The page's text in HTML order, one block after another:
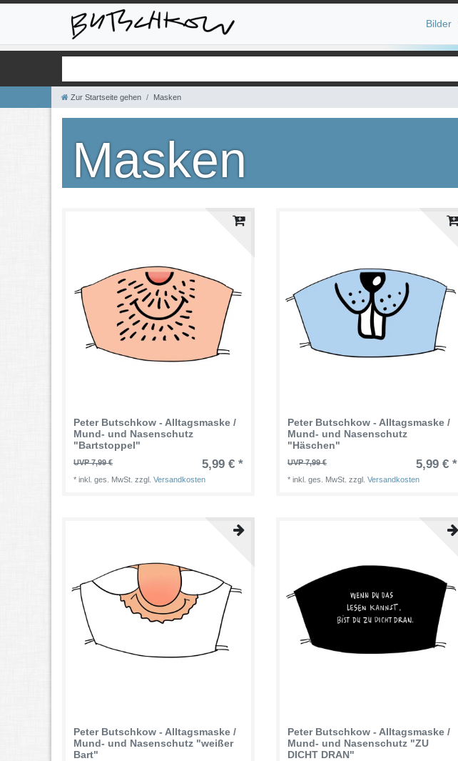
Bilder
Zur Startseite gehen Masken
Masken
Peter Butschkow - Alltagsmaske /
Mund- und Nasenschutz
"Bartstoppel"
UVP 7,99 € 5,99 € *
*inkl. ges. MwSt. zzgl.Versandkosten
Peter Butschkow - Alltagsmaske /
Mund- und Nasenschutz
"Häschen"
UVP 7,99 € 5,99 € *
*inkl. ges. MwSt. zzgl.Versandkosten
Peter Butschkow - Alltagsmaske /
Mund- und Nasenschutz "weißer
Bart"
Peter Butschkow - Alltagsmaske /
Mund- und Nasenschutz "ZU
DICHT DRAN"